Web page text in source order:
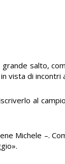
salto,
vista di incontri
al
Michele –.